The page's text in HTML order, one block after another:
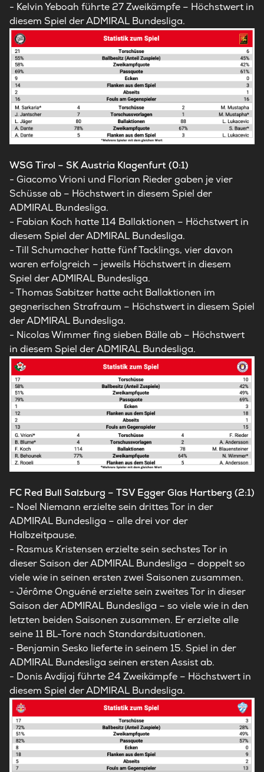
- Kelvin Yeboah führte 27 Zweikämpfe – Höchstwert in
diesem Spiel der ADMIRAL Bundesliga.
WSG Tirol – SK Austria Klagenfurt (0:1)
- Giacomo Vrioni und Florian Rieder gaben je vier
Schüsse ab – Höchstwert in diesem Spiel der
ADMIRAL Bundesliga.
- Fabian Koch hatte 114 Ballaktionen – Höchstwert in
diesem Spiel der ADMIRAL Bundesliga.
- Till Schumacher hatte fünf Tacklings, vier davon
waren erfolgreich – jeweils Höchstwert in diesem
Spiel der ADMIRAL Bundesliga.
- Thomas Sabitzer hatte acht Ballaktionen im
gegnerischen Strafraum – Höchstwert in diesem Spiel
der ADMIRAL Bundesliga.
- Nicolas Wimmer fing sieben Bälle ab – Höchstwert
in diesem Spiel der ADMIRAL Bundesliga.
FC Red Bull Salzburg – TSV Egger Glas Hartberg (2:1)
- Noel Niemann erzielte sein drittes Tor in der
ADMIRAL Bundesliga – alle drei vor der
Halbzeitpause.
- Rasmus Kristensen erzielte sein sechstes Tor in
dieser Saison der ADMIRAL Bundesliga – doppelt so
viele wie in seinen ersten zwei Saisonen zusammen.
- Jérôme Onguéné erzielte sein zweites Tor in dieser
Saison der ADMIRAL Bundesliga – so viele wie in den
letzten beiden Saisonen zusammen. Er erzielte alle
seine 11 BL-Tore nach Standardsituationen.
- Benjamin Sesko lieferte in seinem 15. Spiel in der
ADMIRAL Bundesliga seinen ersten Assist ab.
- Donis Avdijaj führte 24 Zweikämpfe – Höchstwert in
diesem Spiel der ADMIRAL Bundesliga.